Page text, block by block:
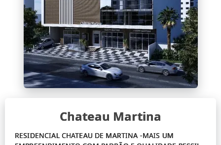
Chateau Martina
RESIDENCIAL CHATEAU DE MARTINA -MAIS UM